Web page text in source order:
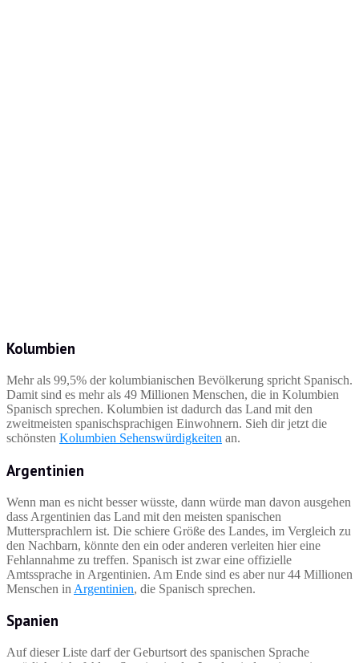
Kolumbien
Mehr als 99,5% der kolumbianischen Bevölkerung spricht Spanisch.
Damit sind es mehr als 49 Millionen Menschen, die in Kolumbien
Spanisch sprechen. Kolumbien ist dadurch das Land mit den
zweitmeisten spanischsprachigen Einwohnern. Sieh dir jetzt die
schönsten Kolumbien Sehenswürdigkeiten an.
Argentinien
Wenn man es nicht besser wüsste, dann würde man davon ausgehen
dass Argentinien das Land mit den meisten spanischen
Muttersprachlern ist. Die schiere Größe des Landes, im Vergleich zu
den Nachbarn, könnte den ein oder anderen verleiten hier eine
Fehlannahme zu treffen. Spanisch ist zwar eine offizielle
Amtssprache in Argentinien. Am Ende sind es aber nur 44 Millionen
Menschen in Argentinien, die Spanisch sprechen.
Spanien
Auf dieser Liste darf der Geburtsort des spanischen Sprache